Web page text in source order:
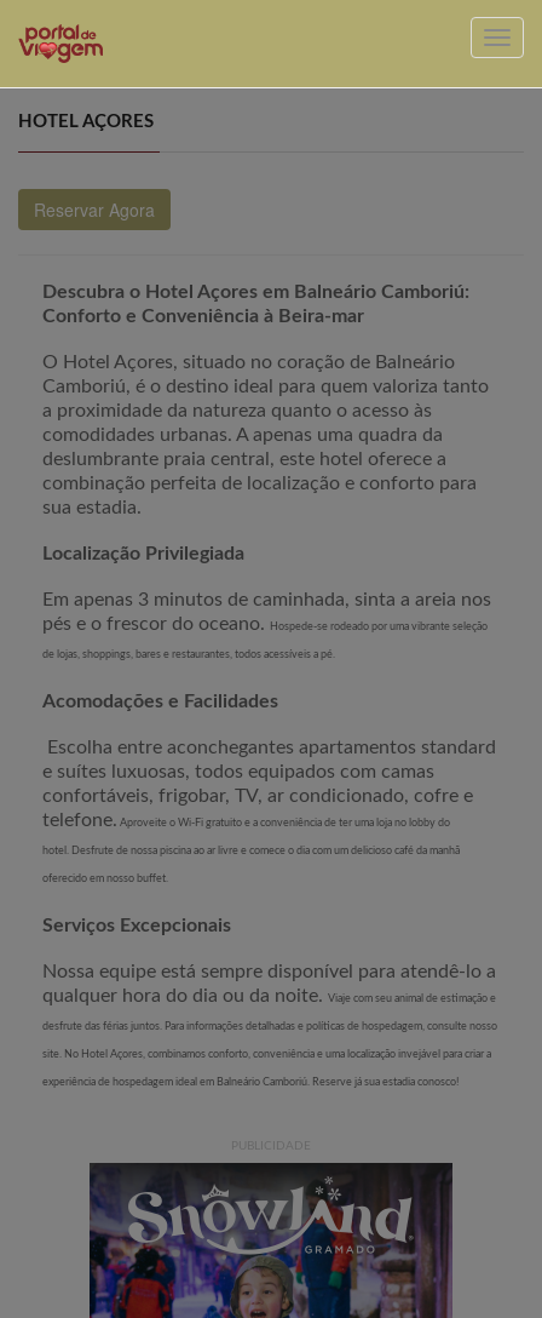
HOTEL AÇORES
Reservar Agora
Descubra o Hotel Açores em Balneário Camboriú:
Conforto e Conveniência à Beira-mar
O Hotel Açores, situado no coração de Balneário
Camboriú, é o destino ideal para quem valoriza tanto
a proximidade da natureza quanto o acesso às
comodidades urbanas. A apenas uma quadra da
deslumbrante praia central, este hotel oferece a
combinação perfeita de localização e conforto para
sua estadia.
Localização Privilegiada
Em apenas 3 minutos de caminhada, sinta a areia nos
pés e o frescor do oceano.
Hospede-se rodeado por uma vibrante seleção
de lojas, shoppings, bares e restaurantes, todos acessíveis a pé.
Acomodações e Facilidades
Escolha entre aconchegantes apartamentos standard
e suítes luxuosas, todos equipados com camas
confortáveis, frigobar, TV, ar condicionado, cofre e
telefone. Aproveite o Wi-Fi gratuito e a conveniência de ter uma loja no lobby do
hotel. Desfrute de nossa piscina ao ar livre e comece o dia com um delicioso café da manhã
oferecido em nosso buffet.
Serviços Excepcionais
Nossa equipe está sempre disponível para atendê-lo a
qualquer hora do dia ou da noite. Viaje com seu animal de estimação e
desfrute das férias juntos. Para informações detalhadas e políticas de hospedagem, consulte nosso
site. No Hotel Açores, combinamos conforto, conveniência e uma localização invejável para criar a
experiência de hospedagem ideal em Balneário Camboriú. Reserve já sua estadia conosco!
PUBLICIDADE